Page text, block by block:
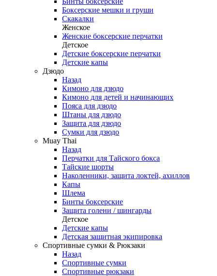
Боксерские мешки и груши
Скакалки
Женское
Женские боксерские перчатки
Детское
Детские боксерские перчатки
Детские капы
Дзюдо
Назад
Кимоно для дзюдо
Кимоно для детей и начинающих
Пояса для дзюдо
Штаны для дзюдо
Защита для дзюдо
Сумки для дзюдо
Muay Thai
Назад
Перчатки для Тайского бокса
Тайские шорты
Наколенники, защита локтей, ахиллов
Капы
Шлема
Бинты боксерские
Защита голени / шингарды
Детское
Детские капы
Детская защитная экипировка
Спортивные сумки & Рюкзаки
Назад
Спортивные сумки
Спортивные рюкзаки